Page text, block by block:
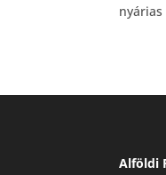
Alföldi